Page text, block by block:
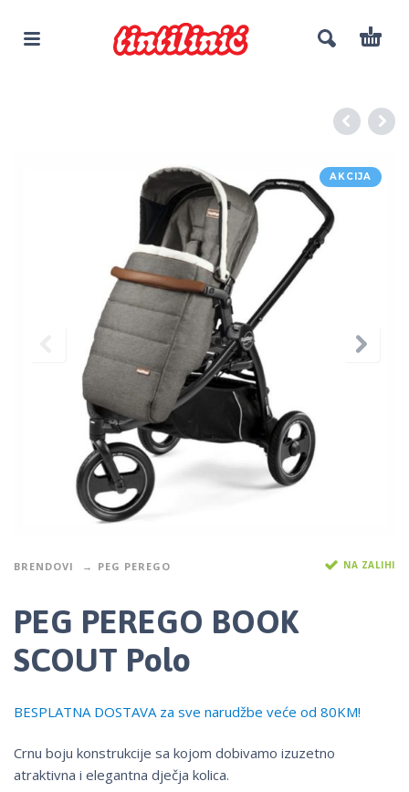
AKCIJA
BRENDOVI PEG PEREGO NA ZALIHI
PEG PEREGO BOOK
SCOUT Polo
BESPLATNA DOSTAVA za sve narudžbe veće od 80KM!
Crnu boju konstrukcije sa kojom dobivamo izuzetno
atraktivna i elegantna dječja kolica.